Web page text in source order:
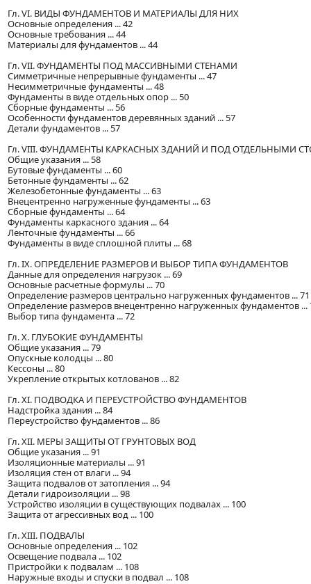
Гл. VI. ВИДЫ ФУНДАМЕНТОВ И МАТЕРИАЛЫ ДЛЯ НИХ
Основные определения ... 42
Основные требования ... 44
Материалы для фундаментов ... 44
Гл. VII. ФУНДАМЕНТЫ ПОД МАССИВНЫМИ СТЕНАМИ
Симметричные непрерывные фундаменты ... 47
Несимметричные фундаменты ... 48
Фундаменты в виде отдельных опор ... 50
Сборные фундаменты ... 56
Особенности фундаментов деревянных зданий ... 57
Детали фундаментов ... 57
Гл. VIII. ФУНДАМЕНТЫ КАРКАСНЫХ ЗДАНИЙ И ПОД ОТДЕЛЬНЫМИ
Общие указания ... 58
Бутовые фундаменты ... 60
Бетонные фундаменты ... 62
Железобетонные фундаменты ... 63
Внецентренно нагруженные фундаменты ... 63
Сборные фундаменты ... 64
Фундаменты каркасного здания ... 64
Ленточные фундаменты ... 66
Фундаменты в виде сплошной плиты ... 68
Гл. IX. ОПРЕДЕЛЕНИЕ РАЗМЕРОВ И ВЫБОР ТИПА ФУНДАМЕНТОВ
Данные для определения нагрузок ... 69
Основные расчетные формулы ... 70
Определение размеров центрально нагруженных фундаментов ... 71
Определение размеров внецентренно нагруженных фундаментов ...
Выбор типа фундамента ... 72
Гл. X. ГЛУБОКИЕ ФУНДАМЕНТЫ
Общие указания ... 79
Опускные колодцы ... 80
Кессоны ... 80
Укрепление открытых котлованов ... 82
Гл. XI. ПОДВОДКА И ПЕРЕУСТРОЙСТВО ФУНДАМЕНТОВ
Надстройка здания ... 84
Переустройство фундаментов ... 86
Гл. XII. МЕРЫ ЗАЩИТЫ ОТ ГРУНТОВЫХ ВОД
Общие указания ... 91
Изоляционные материалы ... 91
Изоляция стен от влаги ... 94
Защита подвалов от затопления ... 94
Детали гидроизоляции ... 98
Устройство изоляции в существующих подвалах ... 100
Защита от агрессивных вод ... 100
Гл. XIII. ПОДВАЛЫ
Основные определения ... 102
Освещение подвала ... 102
Пристройки к подвалам ... 108
Наружные входы и спуски в подвал ... 108